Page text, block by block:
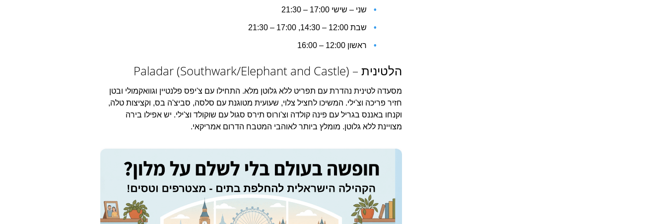
שני – שישי 17:00 – 21:30
שבת 12:00 – 14:30, 17:00 – 21:30
ראשון 12:00 – 16:00
הלטינית – Paladar (Southwark/Elephant and Castle)
מסעדה לטינית נהדרת עם תפריט ללא גלוטן מלא. התחילו עם צ'יפס פלנטיין וגוואקמולי ובטן
חזיר פריכה וצ'ילי. המשיכו לחציל צלוי, שעועית מטוגנת עם סלסה, סביצ'ה בס, וקציצות טלה,
וקנחו באננס בגריל עם פינה קולדה וצ'ורוס תירס סגול עם שוקולד וצ'ילי. יש אפילו בירה
מצויינת ללא גלוטן. מומלץ ביותר לאוהבי המטבח הדרום אמריקאי.